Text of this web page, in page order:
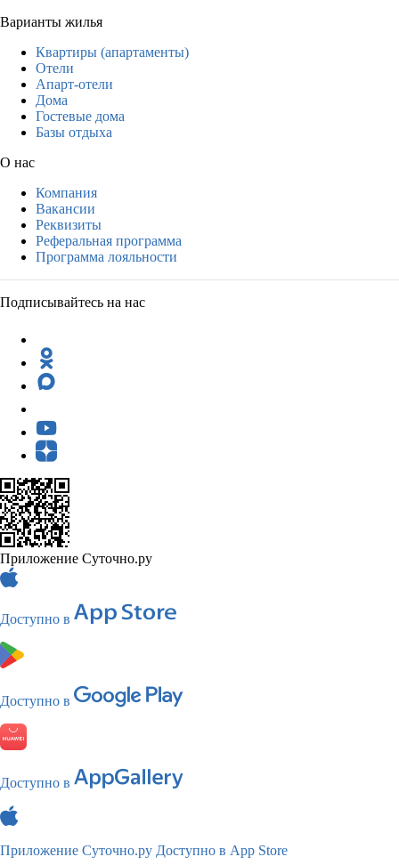
Варианты жилья
Квартиры (апартаменты)
Отели
Апарт-отели
Дома
Гостевые дома
Базы отдыха
О нас
Компания
Вакансии
Реквизиты
Реферальная программа
Программа лояльности
Подписывайтесь на нас
Приложение Суточно.ру
Доступно в
Доступно в
Доступно в
Приложение Суточно.ру Доступно в App Store